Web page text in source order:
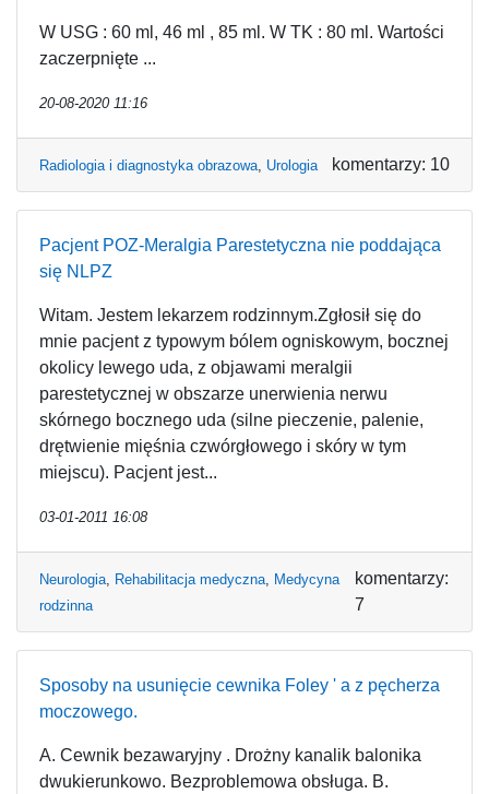
W USG : 60 ml, 46 ml , 85 ml. W TK : 80 ml. Wartości
zaczerpnięte ...
20-08-2020 11:16
Radiologia i diagnostyka obrazowa, Urologia komentarzy: 10
Pacjent POZ-Meralgia Parestetyczna nie poddająca
się NLPZ
Witam. Jestem lekarzem rodzinnym.Zgłosił się do
mnie pacjent z typowym bólem ogniskowym, bocznej
okolicy lewego uda, z objawami meralgii
parestetycznej w obszarze unerwienia nerwu
skórnego bocznego uda (silne pieczenie, palenie,
drętwienie mięśnia czwórgłowego i skóry w tym
miejscu). Pacjent jest...
03-01-2011 16:08
Neurologia, Rehabilitacja medyczna, Medycyna
rodzinna
komentarzy:
7
Sposoby na usunięcie cewnika Foley ' a z pęcherza
moczowego.
A. Cewnik bezawaryjny . Drożny kanalik balonika
dwukierunkowo. Bezproblemowa obsługa. B.